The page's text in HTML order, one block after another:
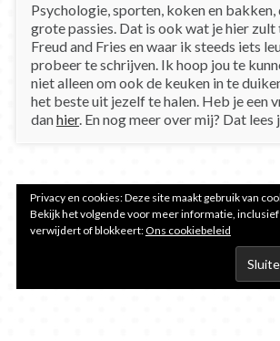
Psychologie, sporten, koken en
grote passies. Dat is ook wat je hier
Freud and Fries en waar ik steeds iets
probeer te schrijven. Ik hoop jou te
niet alleen om ook de keuken in te
het beste uit jezelf te halen. Heb je een
danhier. En nog meer over mij? Dat lees
Privacy en cookies: Deze site maakt gebruik van
Bekijk het volgende voor meer informatie,
verwijdert of blokkeert:Ons cookiebeleid